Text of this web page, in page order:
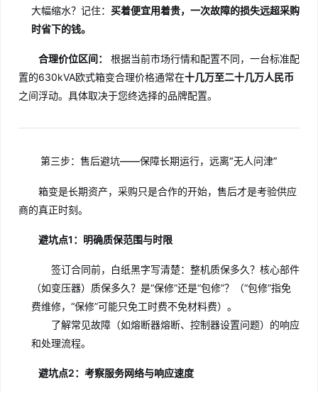
大幅缩水？记住： 买着便宜用着贵，一次故障的损失远超采购
时省下的钱。
合理价位区间：
根据当前市场行情和配置不同，一台标准配
置的630kVA欧式箱变合理价格通常在十几万至二十几万人民币
之间浮动。具体取决于您终选择的品牌配置。
第三步：售后避坑——保障长期运行，远离“无人问津”
箱变是长期资产，采购只是合作的开始，售后才是考验供应
商的真正时刻。
避坑点1：明确质保范围与时限
签订合同前，白纸黑字写清楚：整机质保多久？核心部件
（如变压器）质保多久？是“保修”还是“包修”？（“包修”指免
费维修，“保修”可能只免工时费不免材料费）。
了解常见故障（如熔断器熔断、控制器设置问题）的响应
和处理流程。
避坑点2：考察服务网络与响应速度